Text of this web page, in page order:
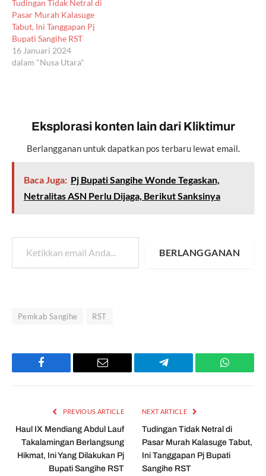
Tudingan Tidak Netral di
Pasar Murah Kalasuge
Tabut, Ini Tanggapan Pj
Bupati Sangihe RST
16 Januari 2024
dalam "Nusa Utara"
Eksplorasi konten lain dari Kliktimur
Berlangganan untuk dapatkan pos terbaru lewat email.
Baca Juga: Pj Bupati Sangihe Wonde Tegaskan,
Netralitas ASN Perlu Dijaga, Berikut Sanksinya
Ketikkan email Anda...
BERLANGGANAN
Pemkab Sangihe RST
Facebook Email Telegram
PREVIOUS ARTICLE
Haul IX Mendiang Abdul Lauf
Takalamingan Berlangsung
Hikmat, Ini Yang Dilakukan Pj
Bupati Sangihe RST
NEXT ARTICLE
Tudingan Tidak Netral di
Pasar Murah Kalasuge Tabut,
Ini Tanggapan Pj Bupati
Sangihe RST